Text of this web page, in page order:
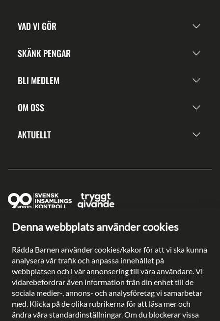
Denna webbplats använder cookies
Rädda Barnen använder cookies/kakor för att vi ska kunna
analysera vår trafik och anpassa innehållet på
webbplatsen och i vår annonsering till våra användare. Vi
vidarebefordrar även information från din enhet till de
sociala medier-, annons- och analysföretag vi samarbetar
med. Klicka på de olika rubrikerna för att läsa mer och
ändra våra standardinställningar. Om du blockerar vissa
VAD VI GÖR
SKÄNK PENGAR
BLI MEDLEM
OM OSS
AKTUELLT
Ge en gåva direkt
Plusgiro: 90 2003-3
Bankgiro: 902-0033
Säkra betalningar med